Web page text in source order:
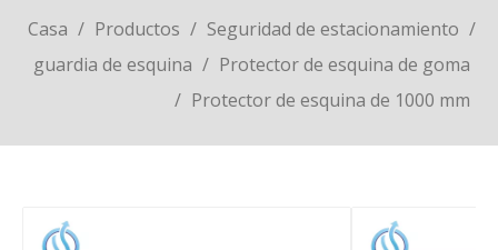
Casa / Productos / Seguridad de estacionamiento /
guardia de esquina / Protector de esquina de goma
/ Protector de esquina de 1000 mm